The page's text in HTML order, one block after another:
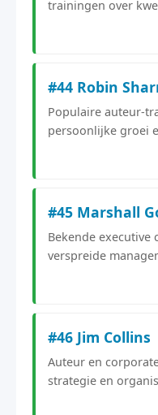
trainingen over
#44 Robin
Populaire auteur-
persoonlijke groei
#45 Marshall
Bekende executive
verspreide
#46 Jim Collins
Auteur en
strategie en